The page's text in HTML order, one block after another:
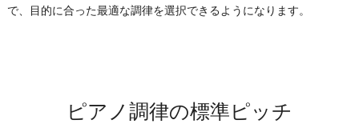
で、目的に合った最適な調律を選択できるようになります。
ピアノ調律の標準ピッチ